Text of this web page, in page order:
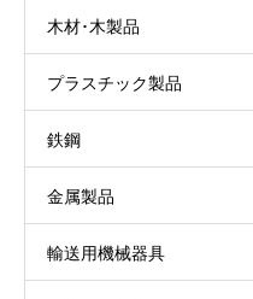
木材･木製品
プラスチック製品
鉄鋼
金属製品
輸送用機械器具